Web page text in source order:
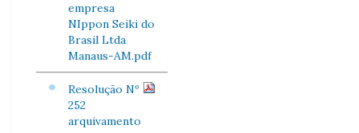
empresa
NIppon Seiki do
Brasil Ltda
Manaus-AM.pdf
Resolução Nº
252
arquivamento